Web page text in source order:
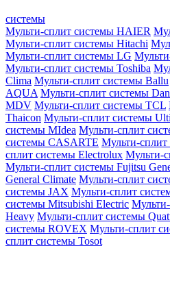
системы
Мульти-сплит системы HAIER
Мульти-сплит системы Hitachi
Мульти-сплит системы LG
Мульти-сплит системы Toshiba
Clima Мульти-сплит системы Ballu
AQUA Мульти-сплит системы
MDV Мульти-сплит системы TCL
Thaicon Мульти-сплит системы
системы MIdea Мульти-сплит
системы CASARTE Мульти-
сплит системы Electrolux Мульти-
Мульти-сплит системы Fujitsu
General Climate Мульти-сплит
системы JAX Мульти-сплит
системы Mitsubishi Electric
Heavy Мульти-сплит системы
системы ROVEX Мульти-сплит
сплит системы Tosot